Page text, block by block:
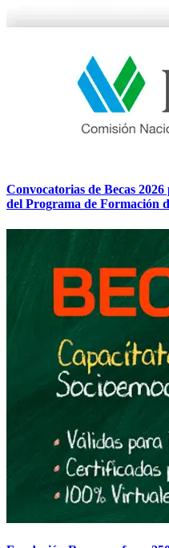
Convocatorias de Becas
del Programa de Formación